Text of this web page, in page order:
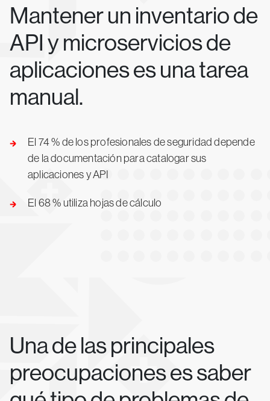
Mantener un inventario de
API y microservicios de
aplicaciones es una tarea
manual.
El 74 % de los profesionales de seguridad depende
de la documentación para catalogar sus
aplicaciones y API
El 68 % utiliza hojas de cálculo
Una de las principales
preocupaciones es saber